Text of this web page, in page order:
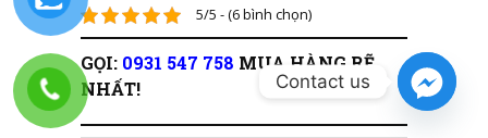
5/5 - (6 bình chọn)
GỌI: 0931 547 758 MUA HÀNG RẼ
NHẤT!
Contact us